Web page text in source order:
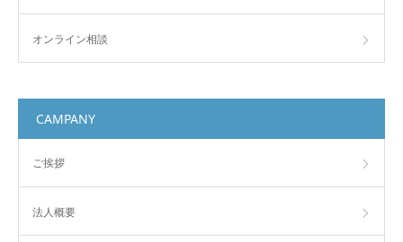
オンライン相談
CAMPANY
ご挨拶
法人概要